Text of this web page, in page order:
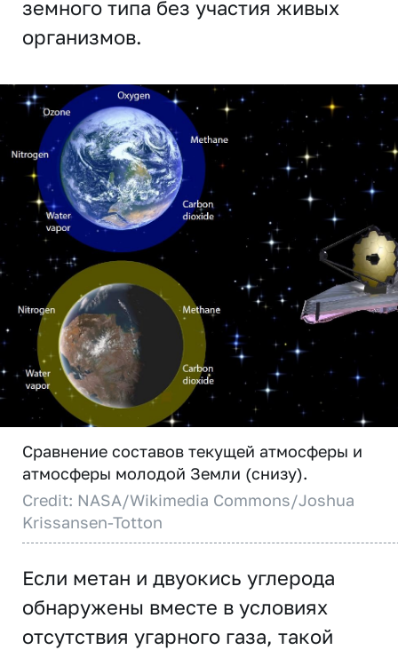
земного типа без участия живых
организмов.
Сравнение составов текущей атмосферы и
атмосферы молодой Земли (снизу).
Credit: NASA/Wikimedia Commons/Joshua
Krissansen-Totton
Если метан и двуокись углерода
обнаружены вместе в условиях
отсутствия угарного газа, такой